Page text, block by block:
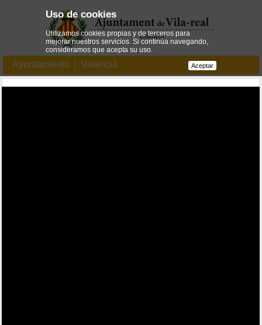
Ayuntamiento Valencià
Uso de cookies
Utilizamos cookies propias y de terceros para
mejorar nuestros servicios. Si continúa navegando,
consideramos que acepta su uso.
Aceptar